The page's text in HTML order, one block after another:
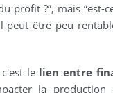
profit ?”, mais
peut être peu
le lien entre
la production